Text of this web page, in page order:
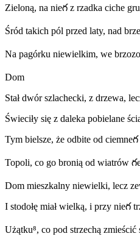
Zieloną, na nieగ z rzadka ciche
Śród takich pól przed laty, nad
Na pagórku niewielkim, we
Dom
Stał dwór szlachecki, z drzewa,
Świeciły się z daleka pobielane
Tym bielsze, że odbite od
Topoli, co go bronią od wiatrów
Dom mieszkalny niewielki, lecz
I stodołę miał wielką, i przy nieగ
Użątku⁸, co pod strzechą zmieścić